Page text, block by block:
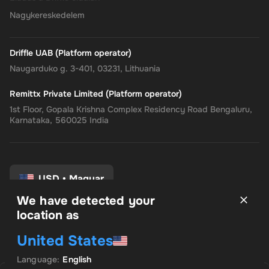
Nagykereskedelem
Driffle UAB (Platform operator)
Naugarduko g. 3-401, 03231, Lithuania
Remittx Private Limited (Platform operator)
1st Floor, Gopala Krishna Complex Residency Road Bengaluru,
Karnataka, 560025 India
USD • Magyar
Adatvédelmi irányelvek
Pénzvisszatérítési eljárás
Hozzájárulási beállítások
We have detected your
location as
United States
Language: English